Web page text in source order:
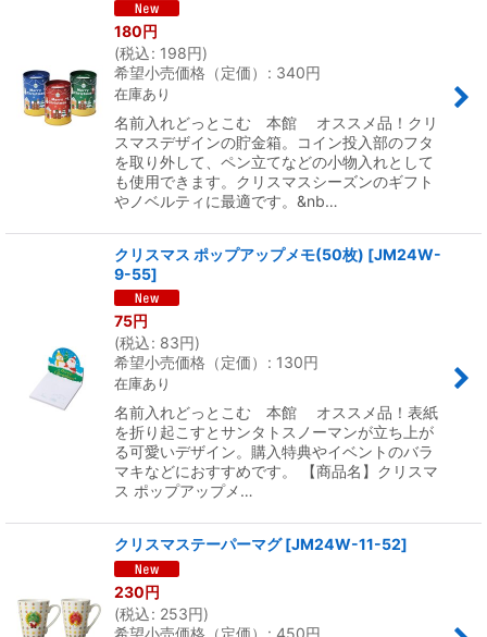
180円
(税込: 198円)
希望小売価格（定価）
: 340円
在庫あり
名前入れどっとこむ 本館 オススメ品！クリ
スマスデザインの貯金箱。コイン投入部のフタ
を取り外して、ペン立てなどの小物入れとして
も使用できます。クリスマスシーズンのギフト
やノベルティに最適です。&nb…
クリスマス ポップアップメモ(50枚) [JM24W-
9-55]
75円
(税込: 83円)
希望小売価格（定価）
: 130円
在庫あり
名前入れどっとこむ 本館 オススメ品！表紙
を折り起こすとサンタトスノーマンが立ち上が
る可愛いデザイン。購入特典やイベントのバラ
マキなどにおすすめです。 【商品名】クリスマ
ス ポップアップメ…
クリスマステーパーマグ [JM24W-11-52]
230円
(税込: 253円)
希望小売価格（定価）
: 450円